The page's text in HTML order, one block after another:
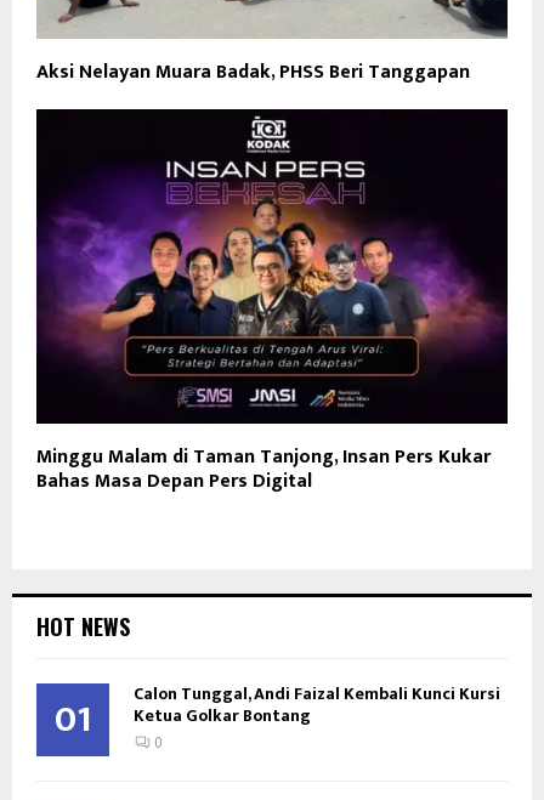
Aksi Nelayan Muara Badak, PHSS Beri Tanggapan
Minggu Malam di Taman Tanjong, Insan Pers Kukar
Bahas Masa Depan Pers Digital
HOT NEWS
01 Calon Tunggal, Andi Faizal Kembali Kunci Kursi
Ketua Golkar Bontang
0